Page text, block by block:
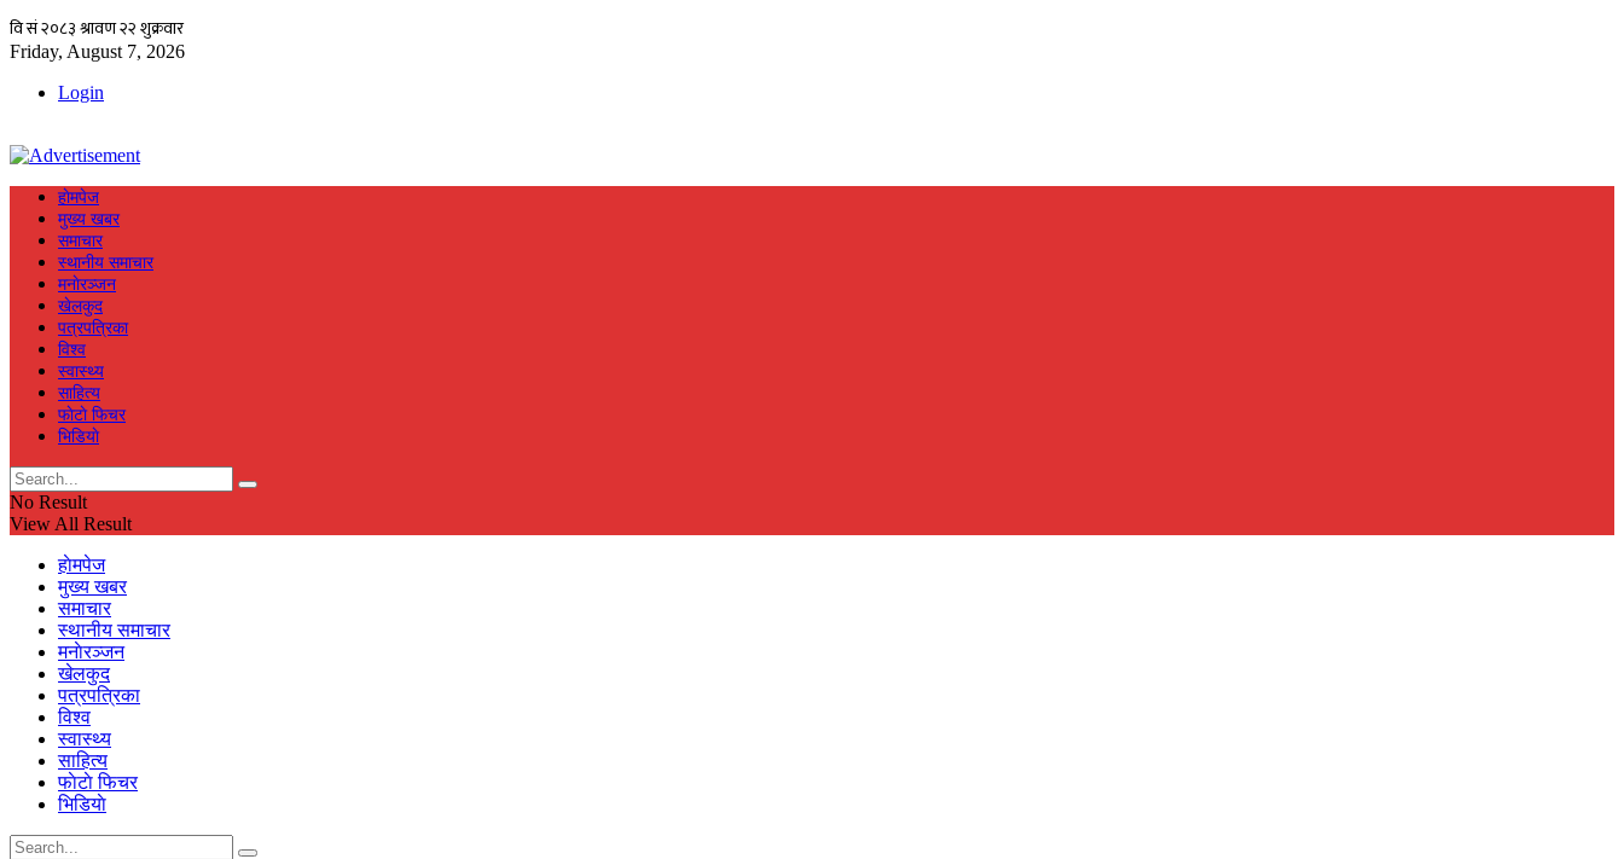
Friday, August 7, 2026
Login
हाेमपेज
मुख्य खबर
समाचार
स्थानीय समाचार
मनाेरञ्जन
खेलकुद
पत्रपत्रिका
विश्व
स्वास्थ्य
साहित्य
फाेटाे फिचर
भिडियाे
No Result
View All Result
हाेमपेज
मुख्य खबर
समाचार
स्थानीय समाचार
मनाेरञ्जन
खेलकुद
पत्रपत्रिका
विश्व
स्वास्थ्य
साहित्य
फाेटाे फिचर
भिडियाे